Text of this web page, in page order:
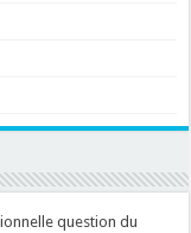
question du